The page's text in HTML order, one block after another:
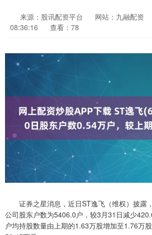
来源：股讯配资平台 网站：九融配资
08:36:16
查看：78
证券之星消息，近日ST逸飞（维权）披露
公司股东户数为5406.0户，较3月31日减少
户均持股数量由上期的1.63万股增加至1.76万